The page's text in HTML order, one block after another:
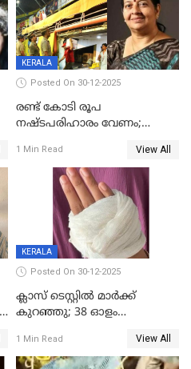
KERALA
Posted On 30-12-2025
രണ്ട് കോടി രൂപ
നഷ്ടപരിഹാരം വേണം;
നോട്ടീസയച്ച് ഉമാ തോമസ്
1 Min Read View All
KERALA
Posted On 30-12-2025
ക്ലാസ് ടെസ്റ്റിൽ മാർക്ക്
കുറഞ്ഞു; 38 ഓളം
സെന്ററിലെ അധ്യാപകന്‍
മർദിച്ചതായി പരാതി
1 Min Read View All